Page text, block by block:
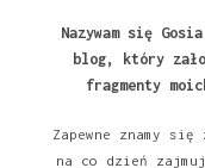
Nazywam się
blog, który
fragmenty
Zapewne znamy
na co dzień